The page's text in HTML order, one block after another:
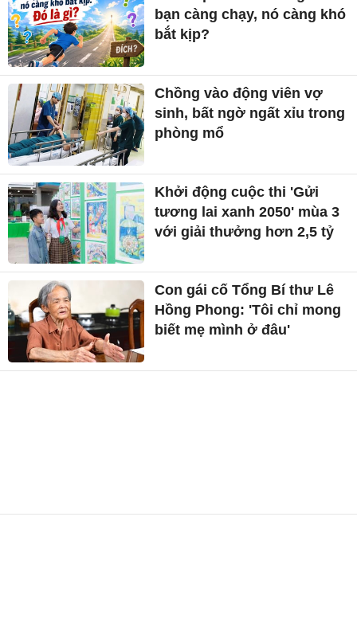
bạn càng chạy, nó càng khó
bắt kịp?
Chồng vào động viên vợ
sinh, bất ngờ ngất xỉu trong
phòng mổ
Khởi động cuộc thi 'Gửi
tương lai xanh 2050' mùa 3
với giải thưởng hơn 2,5 tỷ
Con gái cố Tổng Bí thư Lê
Hồng Phong: 'Tôi chỉ mong
biết mẹ mình ở đâu'